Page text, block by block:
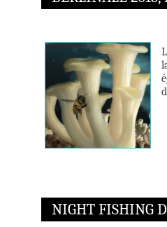
NIGHT FISHING